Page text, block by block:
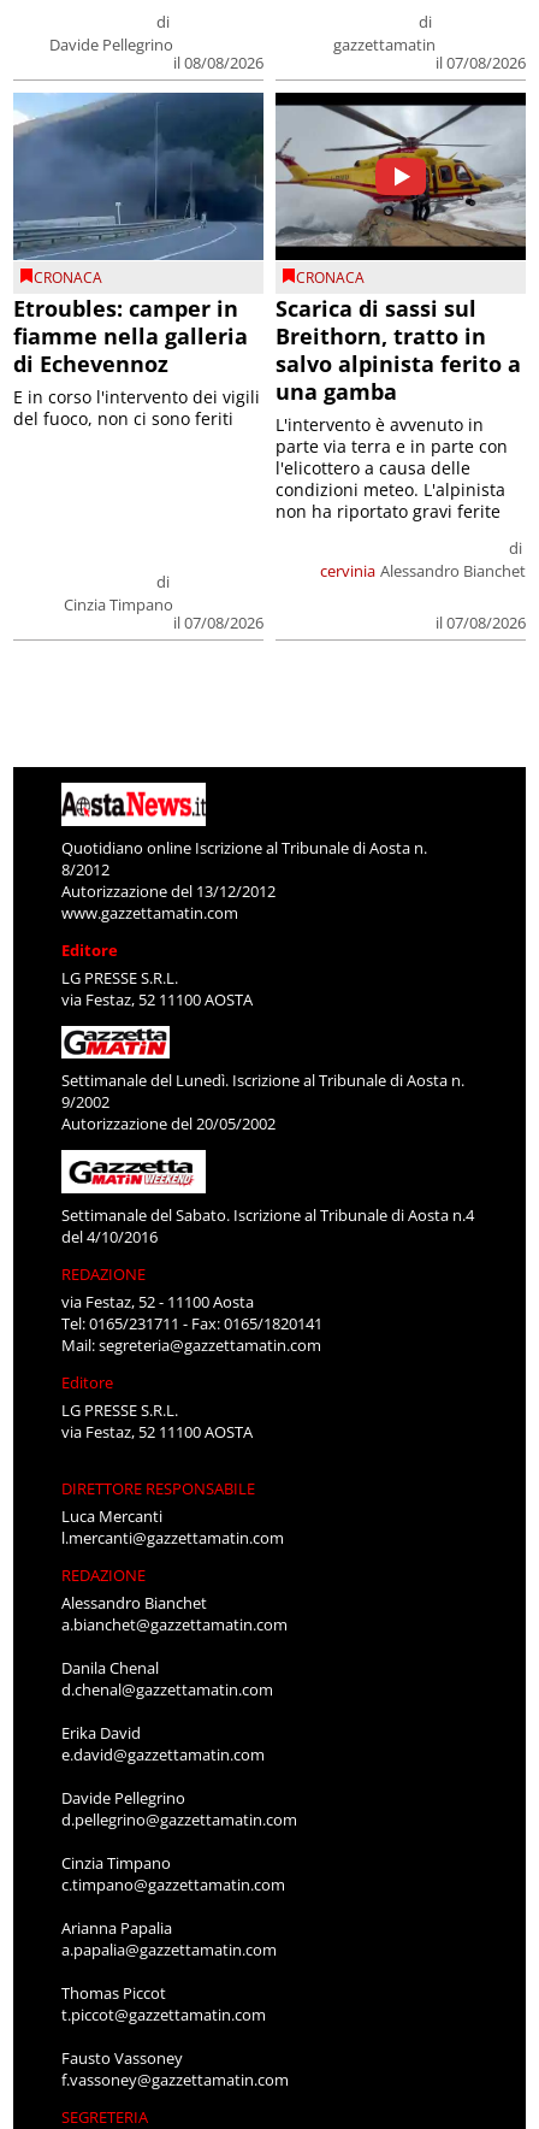
di
Davide Pellegrino
il 08/08/2026
di
gazzettamatin
il 07/08/2026
CRONACA
Etroubles: camper in
fiamme nella galleria
di Echevennoz
di
Cinzia Timpano
il 07/08/2026
E in corso l'intervento dei vigili
del fuoco, non ci sono feriti
CRONACA
Scarica di sassi sul
Breithorn, tratto in
salvo alpinista ferito a
una gamba
cervinia
di
Alessandro Bianchet
il 07/08/2026
L'intervento è avvenuto in
parte via terra e in parte con
l'elicottero a causa delle
condizioni meteo. L'alpinista
non ha riportato gravi ferite
Quotidiano online Iscrizione al Tribunale di Aosta n.
8/2012
Autorizzazione del 13/12/2012
www.gazzettamatin.com
Editore
LG PRESSE S.R.L.
via Festaz, 52 11100 AOSTA
Settimanale del Lunedì. Iscrizione al Tribunale di Aosta n.
9/2002
Autorizzazione del 20/05/2002
Settimanale del Sabato. Iscrizione al Tribunale di Aosta n.4
del 4/10/2016
REDAZIONE
via Festaz, 52 - 11100 Aosta
Tel: 0165/231711 - Fax: 0165/1820141
Mail:segreteria@gazzettamatin.com
Editore
LG PRESSE S.R.L.
via Festaz, 52 11100 AOSTA
DIRETTORE RESPONSABILE
Luca Mercanti
l.mercanti@gazzettamatin.com
REDAZIONE
Alessandro Bianchet
a.bianchet@gazzettamatin.com
Danila Chenal
d.chenal@gazzettamatin.com
Erika David
e.david@gazzettamatin.com
Davide Pellegrino
d.pellegrino@gazzettamatin.com
Cinzia Timpano
c.timpano@gazzettamatin.com
Arianna Papalia
a.papalia@gazzettamatin.com
Thomas Piccot
t.piccot@gazzettamatin.com
Fausto Vassoney
f.vassoney@gazzettamatin.com
SEGRETERIA